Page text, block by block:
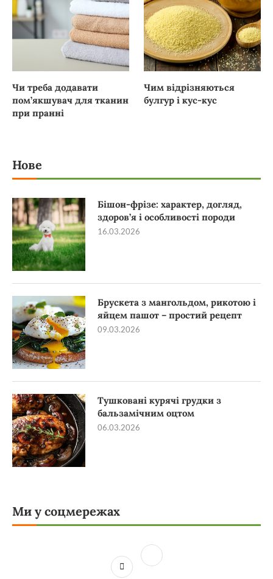
Чи треба додавати
пом’якшувач для тканин
при пранні
Чим відрізняються
булгур і кус-кус
Нове
Бішон-фрізе: характер, догляд,
здоров’я і особливості породи
16.03.2026
Брускета з мангольдом, рикотою і
яйцем пашот – простий рецепт
09.03.2026
Тушковані курячі грудки з
бальзамічним оцтом
06.03.2026
Ми у соцмережах